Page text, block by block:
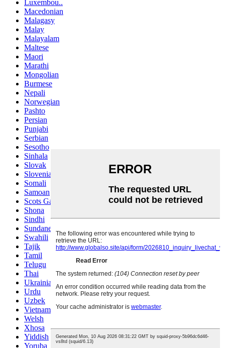
Luxembou..
Macedonian
Malagasy
Malay
Malayalam
Maltese
Maori
Marathi
Mongolian
Burmese
Nepali
Norwegian
Pashto
Persian
Punjabi
Serbian
Sesotho
Sinhala
Slovak
Slovenian
Somali
Samoan
Scots Gaelic
Shona
Sindhi
Sundanese
Swahili
Tajik
Tamil
Telugu
Thai
Ukrainian
Urdu
Uzbek
Vietnamese
Welsh
Xhosa
Yiddish
Yoruba